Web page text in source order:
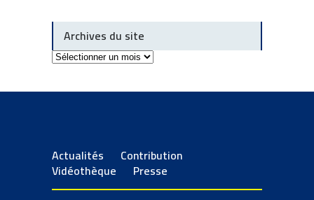
Archives du site
Archives
du
Actualités Contribution
Vidéothèque Presse